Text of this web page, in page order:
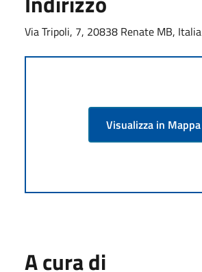
Via Tripoli, 7, 20838 Renate MB, Italia
Visualizza in Mappa
A cura di